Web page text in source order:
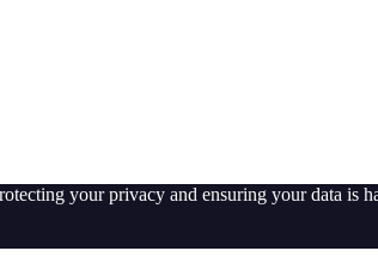
your privacy and ensuring your data is